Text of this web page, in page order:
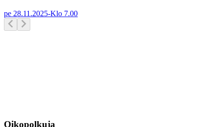
pe 28.11.2025-Klo 7.00
Oikopolkuja